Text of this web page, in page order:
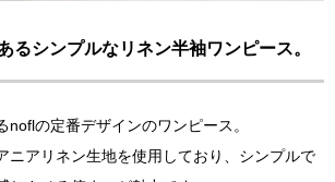
るシンプルなリネン半袖ワンピース。
noflの定番デザインのワンピース。
ニアリネン生地を使用しており、シンプルで